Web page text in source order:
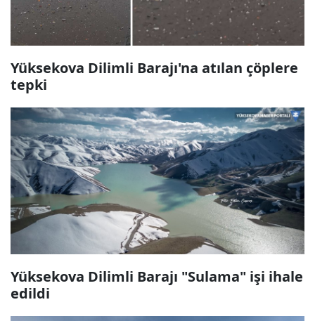
Yüksekova Dilimli Barajı'na atılan çöplere
tepki
Yüksekova Dilimli Barajı "Sulama" işi ihale
edildi